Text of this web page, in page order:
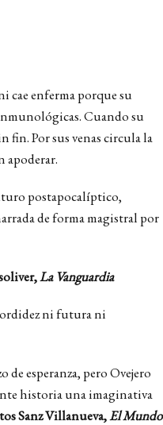
cae enferma porque su
Cuando su
fin. Por sus venas circula la
apoderar.
postapocalíptico,
de forma magistral por
La Vanguardia
ni futura ni
esperanza, pero Ovejero
historia una imaginativa
Sanz Villanueva,El Mundo